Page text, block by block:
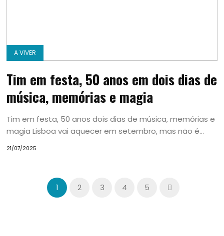
A VIVER
Tim em festa, 50 anos em dois dias de
música, memórias e magia
Tim em festa, 50 anos dois dias de música, memórias e
magia Lisboa vai aquecer em setembro, mas não é...
21/07/2025
1 2 3 4 5